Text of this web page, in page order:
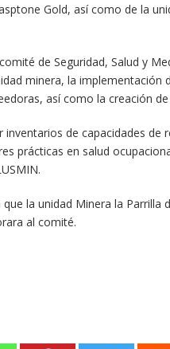
Gold, así como de la
de Seguridad, Salud y
minera, la implementación
así como la creación
de capacidades de
prácticas en salud
la unidad Minera la Parrilla
al comité.